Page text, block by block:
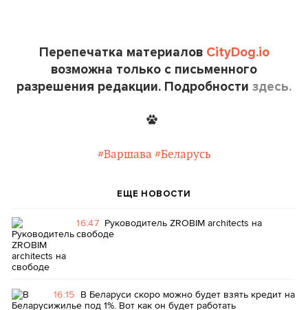
Перепечатка материалов CityDog.io
возможна только с письменного
разрешения редакции. Подробности здесь.
#Варшава #Беларусь
ЕЩЕ НОВОСТИ
16:47 Руководитель ZROBIM architects на
свободе
16:15 В Беларуси скоро можно будет взять кредит на
жилье под 1%. Вот как он будет работать